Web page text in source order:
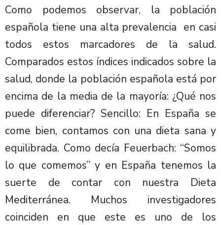
Como podemos observar, la población
española tiene una alta prevalencia en casi
todos estos marcadores de la salud.
Comparados estos índices indicados sobre la
salud, donde la población española está por
encima de la media de la mayoría: ¿Qué nos
puede diferenciar? Sencillo: En España se
come bien, contamos con una dieta sana y
equilibrada. Como decía Feuerbach: “Somos
lo que comemos” y en España tenemos la
suerte de contar con nuestra Dieta
Mediterránea. Muchos investigadores
coinciden en que este es uno de los